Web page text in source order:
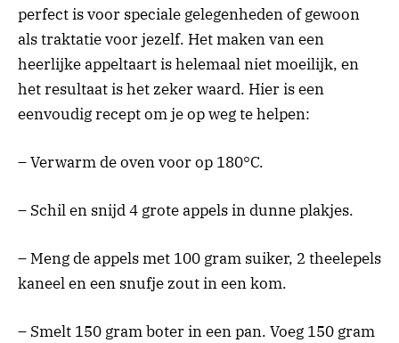
perfect is voor speciale gelegenheden of gewoon
als traktatie voor jezelf. Het maken van een
heerlijke appeltaart is helemaal niet moeilijk, en
het resultaat is het zeker waard. Hier is een
eenvoudig recept om je op weg te helpen:
– Verwarm de oven voor op 180°C.
– Schil en snijd 4 grote appels in dunne plakjes.
– Meng de appels met 100 gram suiker, 2 theelepels
kaneel en een snufje zout in een kom.
– Smelt 150 gram boter in een pan. Voeg 150 gram